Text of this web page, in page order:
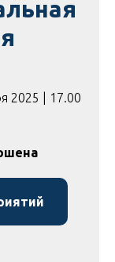
2025 | 17.00